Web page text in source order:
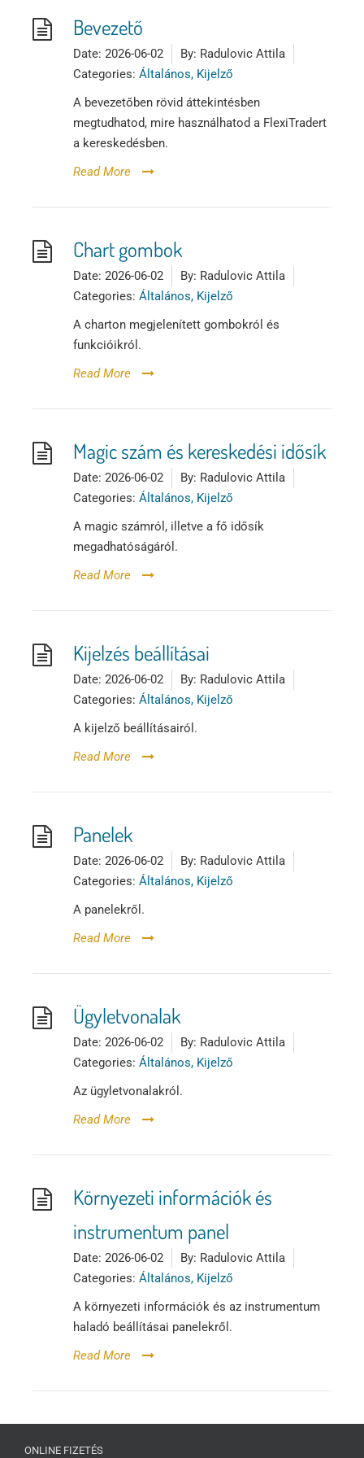
Adósegéd
Bevezető
Date: 2026-06-02 By: Radulovic Attila
Categories: Általános, Kijelző
A bevezetőben rövid áttekintésben
megtudhatod, mire használhatod a FlexiTradert
a kereskedésben.
Read More
Chart gombok
Date: 2026-06-02 By: Radulovic Attila
Categories: Általános, Kijelző
A charton megjelenített gombokról és
funkcióikról.
Read More
Magic szám és kereskedési idősík
Date: 2026-06-02 By: Radulovic Attila
Categories: Általános, Kijelző
A magic számról, illetve a fő idősík
megadhatóságáról.
Read More
Kijelzés beállításai
Date: 2026-06-02 By: Radulovic Attila
Categories: Általános, Kijelző
A kijelző beállításairól.
Read More
Panelek
Date: 2026-06-02 By: Radulovic Attila
Categories: Általános, Kijelző
A panelekről.
Read More
Ügyletvonalak
Date: 2026-06-02 By: Radulovic Attila
Categories: Általános, Kijelző
Az ügyletvonalakról.
Read More
Környezeti információk és
instrumentum panel
Date: 2026-06-02 By: Radulovic Attila
Categories: Általános, Kijelző
A környezeti információk és az instrumentum
haladó beállításai panelekről.
Read More
ONLINE FIZETÉS